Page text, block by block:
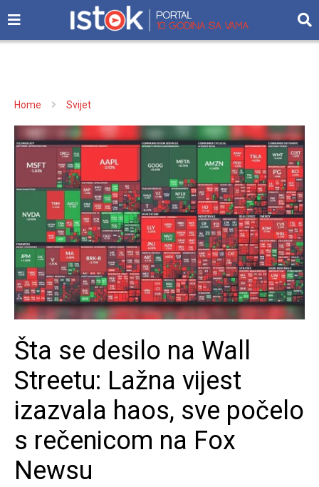
Home Svijet
Šta se desilo na Wall
Streetu: Lažna vijest
izazvala haos, sve počelo
s rečenicom na Fox
Newsu